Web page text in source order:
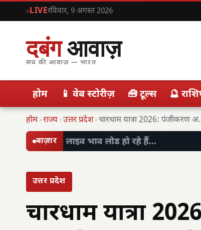
LIVEरविवार, 9 अगस्त 2026
दबंगआवाज़
सच की आवाज़ — भारत
होम 📱 वेब स्टोरीज़ 🧰 टूल्स 🔮
होम›राज्य›उत्तर प्रदेश› चारधाम
बाज़ार लाइव भाव लोड हो रहे हैं…
उत्तर प्रदेश
चारधाम यात्रा